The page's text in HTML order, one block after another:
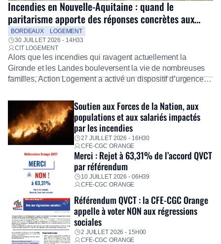
Incendies en Nouvelle-Aquitaine : quand le
paritarisme apporte des réponses concrètes aux
salariés
BORDEAUX
LOGEMENT
30 JUILLET 2026 - 14H33
CIT LOGEMENT
Alors que les incendies qui ravagent actuellement la
Gironde et les Landes bouleversent la vie de nombreuses
familles, Action Logement a activé un dispositif d’urgence
Fidèle à sa mission d’utilité sociale, le Groupe mobilise
immédiatement ses équipes afin de proposer un diagnostic
personnalisé, des aides financières pour faire face aux
premières dépenses, […]
Soutien aux Forces de la Nation, aux
populations et aux salariés impactés
par les incendies
27 JUILLET 2026 - 16H30
CFE-CGC ORANGE
Merci : Rejet à 63,31% de l’accord QVCT
par référendum
10 JUILLET 2026 - 06H39
CFE-CGC ORANGE
Référendum QVCT : la CFE-CGC Orange
appelle à voter NON aux régressions
sociales
2 JUILLET 2026 - 15H00
CFE-CGC ORANGE